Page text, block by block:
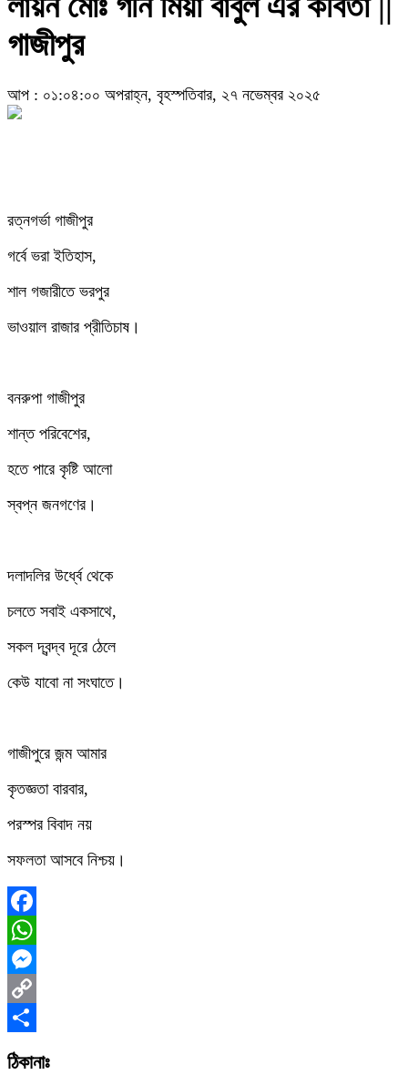
গাজীপুর
আপ : ০১:০৪:০০ অপরাহ্ন, বৃহস্পতিবার, ২৭ নভেম্বর ২০২৫
রত্নগর্ভা গাজীপুর
গর্বে ভরা ইতিহাস,
শাল গজারীতে ভরপুর
ভাওয়াল রাজার প্রীতিচাষ।
বনরুপা গাজীপুর
শান্ত পরিবেশের,
হতে পারে কৃষ্টি আলো
স্বপ্ন জনগণের।
দলাদলির উর্ধ্বে থেকে
চলতে সবাই একসাথে,
সকল দ্বন্দ্ব দূরে ঠেলে
কেউ যাবো না সংঘাতে।
গাজীপুরে জন্ম আমার
কৃতজ্ঞতা বারবার,
পরস্পর বিবাদ নয়
সফলতা আসবে নিশ্চয়।
Facebook
WhatsApp
Messenger
Copy
Link
Share
ঠিকানাঃ